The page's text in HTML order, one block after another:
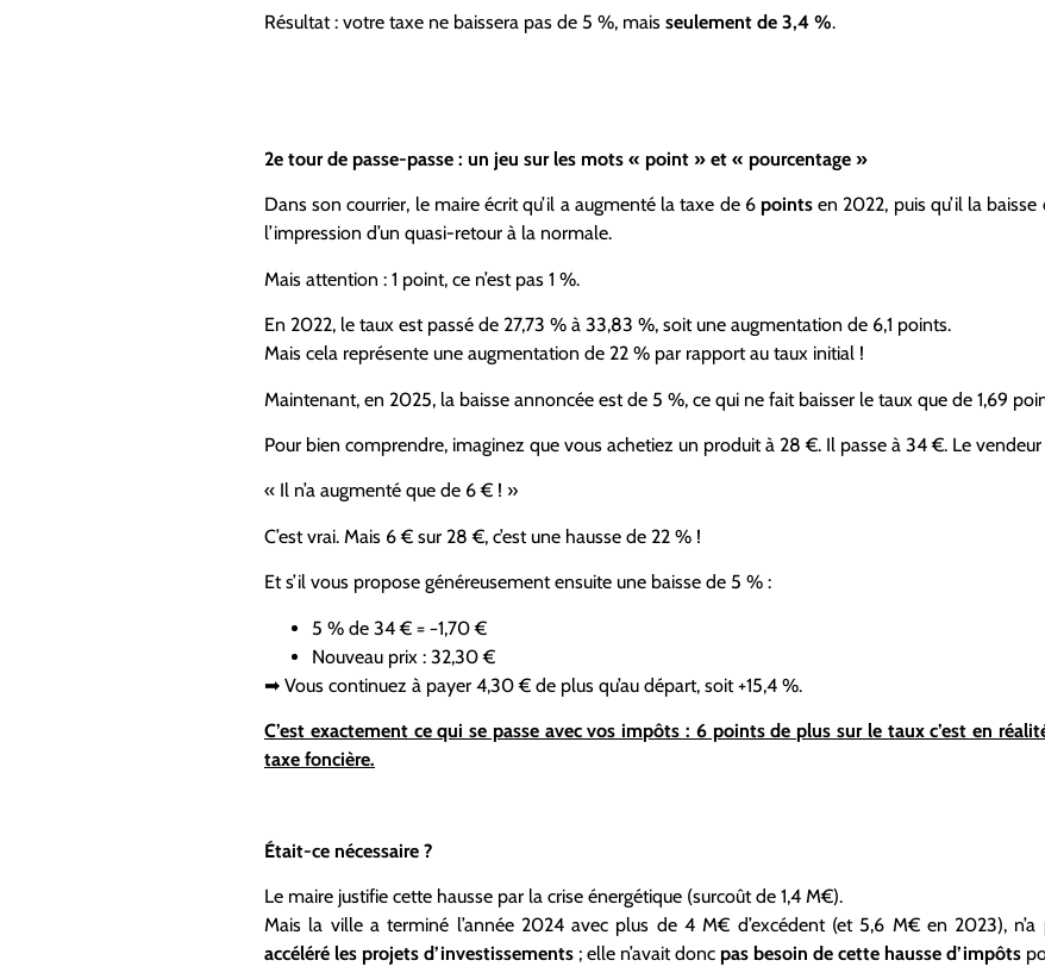
Résultat : votre taxe ne baissera pas de 5 %, mais seulement de 3,4 %.
2e tour de passe-passe : un jeu sur les mots « point » et « pourcentage »
Dans son courrier, le maire écrit qu’il a augmenté la taxe de 6 points en 2022, puis qu’il la
l’impression d’un quasi-retour à la normale.
Mais attention : 1 point, ce n’est pas 1 %.
En 2022, le taux est passé de 27,73 % à 33,83 %, soit une augmentation de 6,1 points.
Mais cela représente une augmentation de 22 % par rapport au taux initial !
Maintenant, en 2025, la baisse annoncée est de 5 %, ce qui ne fait baisser le taux que de 1,69
Pour bien comprendre, imaginez que vous achetiez un produit à 28 €. Il passe à 34 €. Le
« Il n’a augmenté que de 6 € ! »
C’est vrai. Mais 6 € sur 28 €, c’est une hausse de 22 % !
Et s’il vous propose généreusement ensuite une baisse de 5 % :
5 % de 34 € = −1,70 €
Nouveau prix : 32,30 €
➡ Vous continuez à payer 4,30 € de plus qu’au départ, soit +15,4 %.
C’est exactement ce qui se passe avec vos impôts : 6 points de plus sur le taux c’est en
taxe foncière.
Était-ce nécessaire ?
Le maire justifie cette hausse par la crise énergétique (surcoût de 1,4 M€).
Mais la ville a terminé l’année 2024 avec plus de 4 M€ d’excédent (et 5,6 M€ en 2023), n’a
accéléré les projets d’investissements ; elle n’avait donc pas besoin de cette hausse d’impôts